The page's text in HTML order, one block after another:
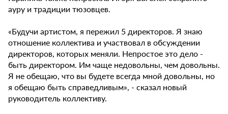
ауру и традиции тюзовцев.
«Будучи артистом, я пережил 5 директоров. Я знаю
отношение коллектива и участвовал в обсуждении
директоров, которых меняли. Непростое это дело -
быть директором. Им чаще недовольны, чем довольны.
Я не обещаю, что вы будете всегда мной довольны, но
я обещаю быть справедливым», - сказал новый
руководитель коллективу.